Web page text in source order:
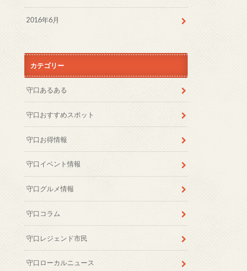
2016年6月
カテゴリー
守口あるある
守口おすすめスポット
守口お得情報
守口イベント情報
守口グルメ情報
守口コラム
守口レジェンド市民
守口ローカルニュース